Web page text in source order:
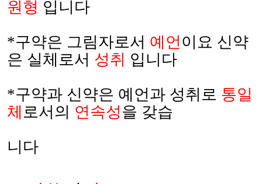
원형 입니다
*구약은 그림자로서 예언 이요 신약
은 실체로서 성취 입니다
*구약과 신약은 예언과 성취로 통일
체 로서의 연속성 을 갖습
니다